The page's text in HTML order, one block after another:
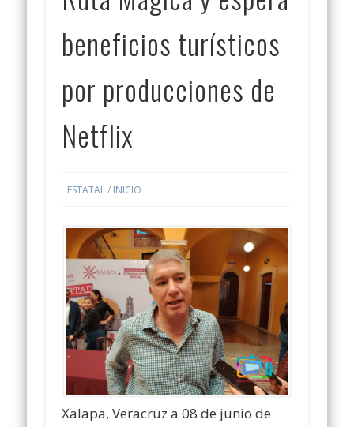
beneficios turísticos
por producciones de
Netflix
ESTATAL/ INICIO
Xalapa, Veracruz a 08 de junio de